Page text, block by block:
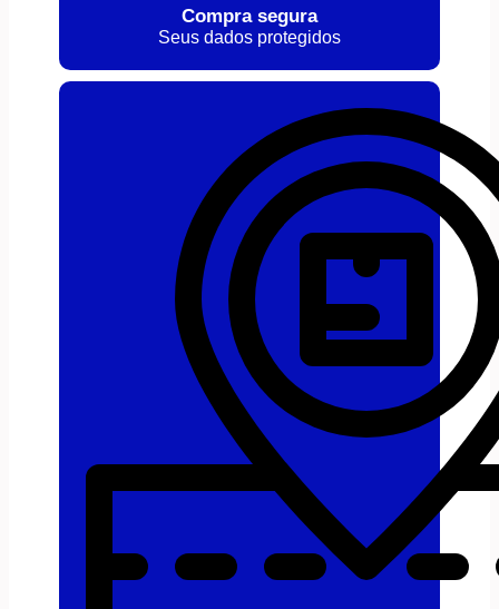
Compra segura
Seus dados protegidos